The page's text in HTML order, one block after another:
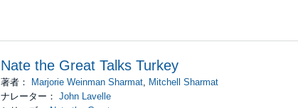
Nate the Great Talks Turkey
著者： Marjorie Weinman Sharmat,
Mitchell Sharmat
ナレーター： John Lavelle